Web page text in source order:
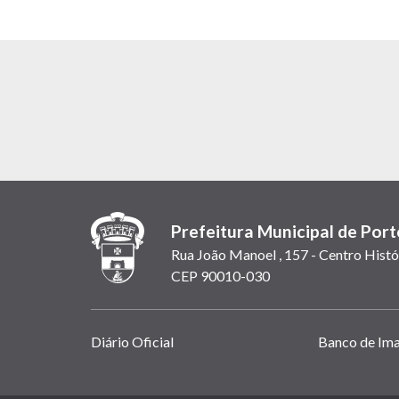
Prefeitura Municipal de
Rua João Manoel , 157 - Centro
CEP 90010-030
Links
Diário Oficial Banco de